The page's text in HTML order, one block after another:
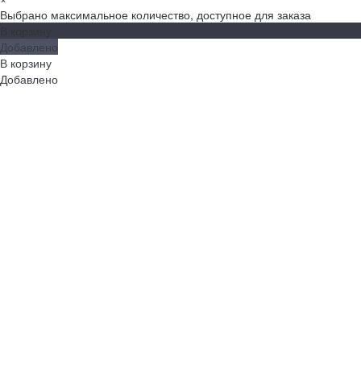
Выбрано максимальное количество, доступное для заказа
Добавлено
В корзину
Добавлено